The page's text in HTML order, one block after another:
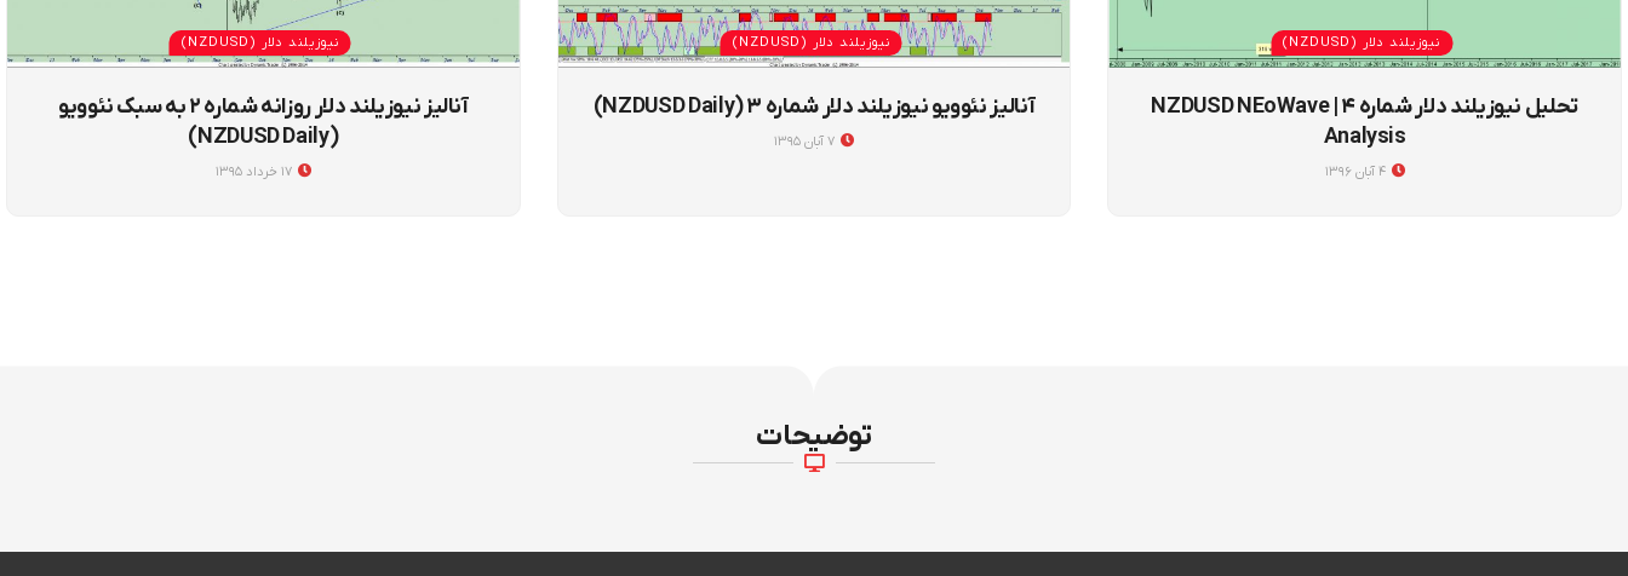
نیوزیلند دلار (NZDUSD)
تحلیل نیوزیلند دلار شماره ۴ | NZDUSD NEoWave
Analysis
۴ آبان ۱۳۹۶
نیوزیلند دلار (NZDUSD)
آنالیز نئوویو نیوزیلند دلار شماره ۳ (NZDUSD Daily)
نیوزیلند دلار (NZDUSD)
آنالیز نیوزیلند دلار روزانه شماره ۲ به سبک نئوویو
(NZDUSD Daily)
۱۷ خرداد ۱۳۹۵
توضیحات